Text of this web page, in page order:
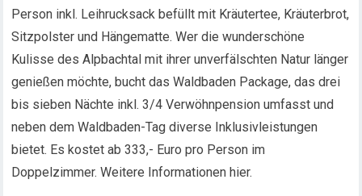
Person inkl. Leihrucksack befüllt mit Kräutertee, Kräuterbrot,
Sitzpolster und Hängematte. Wer die wunderschöne
Kulisse des Alpbachtal mit ihrer unverfälschten Natur länger
genießen möchte, bucht das Waldbaden Package, das drei
bis sieben Nächte inkl. 3/4 Verwöhnpension umfasst und
neben dem Waldbaden-Tag diverse Inklusivleistungen
bietet. Es kostet ab 333,- Euro pro Person im
Doppelzimmer. Weitere Informationen hier.